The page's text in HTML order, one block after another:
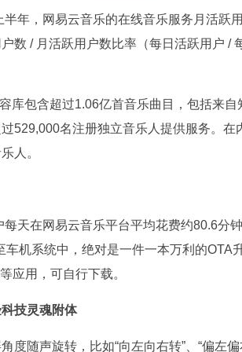
年，网易云音乐的在线音乐服务月活跃
数 / 月活跃用户数比率（每日活跃用户 /
库包含超过1.06亿首音乐曲目，包括来自
529,000名注册独立音乐人提供服务。在
人。
天在网易云音乐平台平均花费约80.6分
机系统中，绝对是一件一本万利的OTA
应用，可自行下载。
技灵魂附体
随声旋转，比如“向左向右转”、“偏左偏